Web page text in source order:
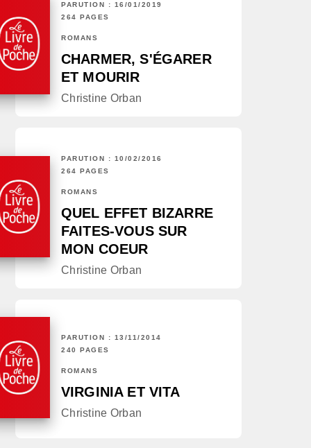
PARUTION : 16/01/2019
264 PAGES
ROMANS
CHARMER, S'ÉGARER
ET MOURIR
Christine Orban
PARUTION : 10/02/2016
264 PAGES
ROMANS
QUEL EFFET BIZARRE
FAITES-VOUS SUR
MON COEUR
Christine Orban
PARUTION : 13/11/2014
240 PAGES
ROMANS
VIRGINIA ET VITA
Christine Orban